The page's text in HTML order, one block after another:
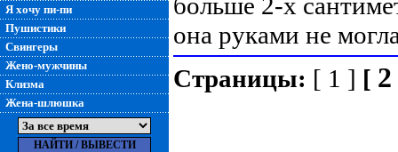
Я хочу пи-пи
Пушистики
Свингеры
Жено-мужчины
Клизма
Жена-шлюшка
она руками не
Страницы: [ 1 ] [ 2